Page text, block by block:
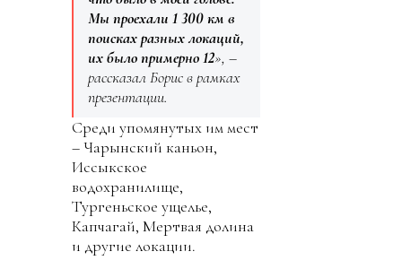
Мы проехали 1 300 км в
поисках разных локаций,
их было примерно 12», –
рассказал Борис в рамках
презентации.
Среди упомянутых им мест
– Чарынский каньон,
Иссыкское
водохранилище,
Тургеньское ущелье,
Капчагай, Мертвая долина
и другие локации.